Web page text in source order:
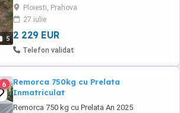
5
Ploiesti, Prahova
27 iulie
2 229 EUR
Telefon validat
6
Remorca 750kg cu Prelata
Inmatriculat
Remorca 750 kg cu Prelata An 2025